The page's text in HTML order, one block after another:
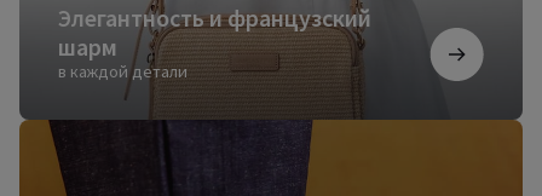
Элегантность и французский
шарм
в каждой детали
Красиво,
удобно